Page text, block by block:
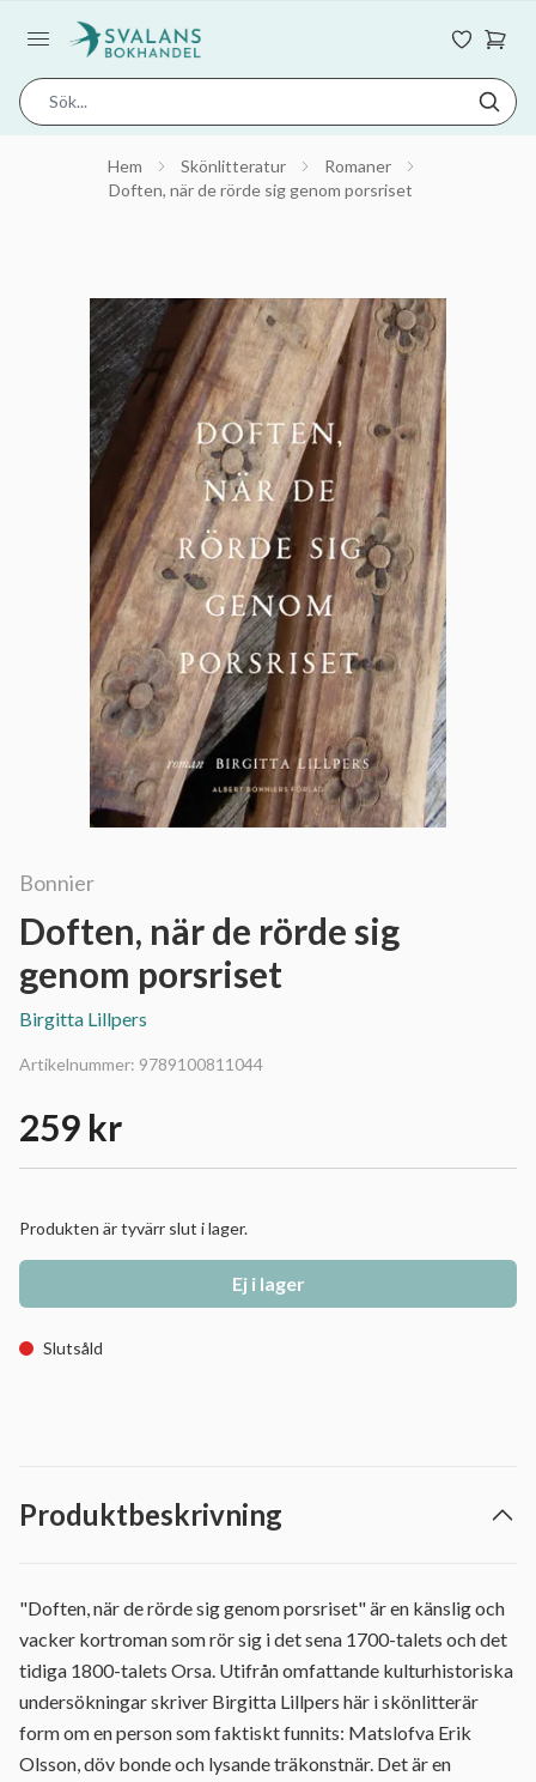
Hem Skönlitteratur
Romaner
Doften, när de rörde sig genom porsriset
Bonnier
Doften, när de rörde sig
genom porsriset
Birgitta Lillpers
Artikelnummer: 9789100811044
259 kr
Produkten är tyvärr slut i lager.
Ej i lager
Slutsåld
Produktbeskrivning
"Doften, när de rörde sig genom porsriset" är en känslig och
vacker kortroman som rör sig i det sena 1700-talets och det
tidiga 1800-talets Orsa. Utifrån omfattande kulturhistoriska
undersökningar skriver Birgitta Lillpers här i skönlitterär
form om en person som faktiskt funnits: Matslofva Erik
Olsson, döv bonde och lysande träkonstnär. Det är en